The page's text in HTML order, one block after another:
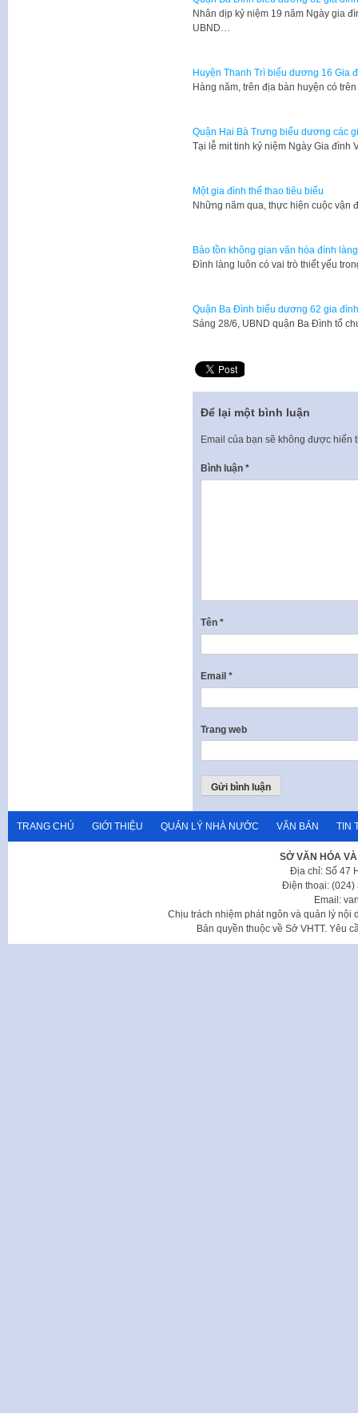
Nhân dịp kỷ niệm 19 năm Ngày gia
UBND…
Huyện Thanh Trì biểu dương 16 Gia
Hàng năm, trên địa bàn huyện có
Quận Hai Bà Trưng biểu dương các
Tại lễ mit tinh kỷ niệm Ngày Gia
Một gia đình thể thao tiêu biểu
Những năm qua, thực hiện cuộc vận
Bảo tồn không gian văn hóa đình làng
​Đình làng luôn có vai trò thiết yếu
Quận Ba Đình biểu dương 62 gia
Sáng 28/6, UBND quận Ba Đình tổ
Để lại một bình luận
Email của bạn sẽ không được hiển
Bình luận *
Tên *
Email *
Trang web
TRANG CHỦ GIỚI THIỆU QUẢN LÝ NHÀ NƯỚC VĂN BẢN TIN
SỞ VĂN HÓA
Địa chỉ: Số 47
Điện thoại: (024)
Email:
Chịu trách nhiệm phát ngôn và quản lý nội
Bản quyền thuộc về Sở VHTT. Yêu